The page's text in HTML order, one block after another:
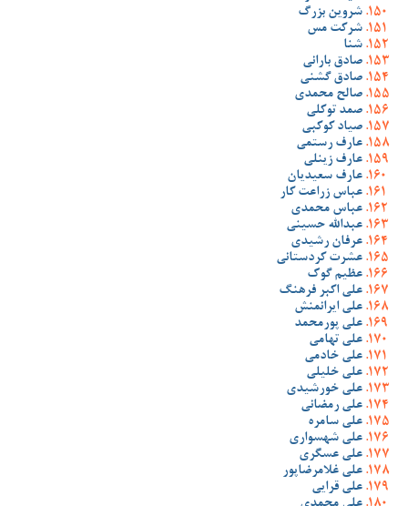
شروین بزرگ
شرکت مس
شنا
صادق بارانی
صادق گشنی
صالح محمدی
صمد توکلی
صیاد کوکبی
عارف رستمی
عارف زینلی
عارف سعیدیان
عباس زراعت کار
عباس محمدی
عبدالله حسینی
عرفان رشیدی
عشرت کردستانی
عظیم گوک
علی اکبر فرهنگ
علی ایرانمنش
علی پورمحمد
علی تهامی
علی خادمی
علی خلیلی
علی خورشیدی
علی رمضانی
علی سامره
علی شهسواری
علی عسگری
علی غلامرضاپور
علی قرایی